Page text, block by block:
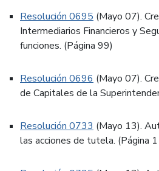
Resolución 0695 (Mayo 07).
Intermediarios Financieros y
funciones. (Página 99)
Resolución 0696 (Mayo 07).
de Capitales de la
Resolución 0733 (Mayo 13).
las acciones de tutela. (Página